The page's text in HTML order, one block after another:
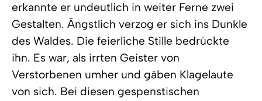
erkannte er undeutlich in weiter Ferne zwei
Gestalten. Ängstlich verzog er sich ins Dunkle
des Waldes. Die feierliche Stille bedrückte
ihn. Es war, als irrten Geister von
Verstorbenen umher und gäben Klagelaute
von sich. Bei diesen gespenstischen